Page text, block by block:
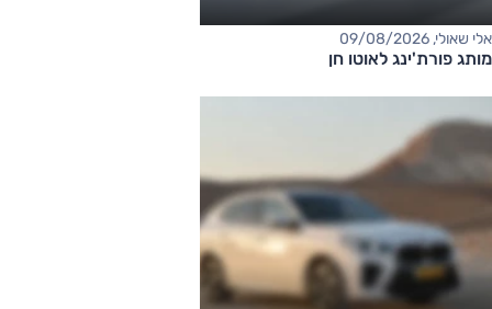
אלי שאולי, 09/08/2026
מותג פורת'ינג לאוטו חן